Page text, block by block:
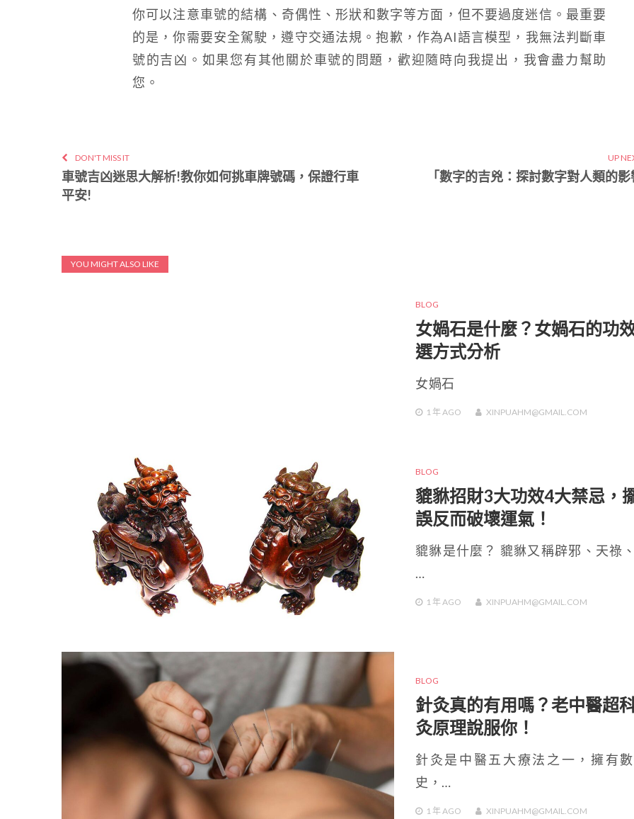
你可以注意車號的結構、奇偶性、形狀和數字等方面，但不要過度迷信。最重要
的是，你需要安全駕駛，遵守交通法規。抱歉，作為AI語言模型，我無法判斷車
號的吉凶。如果您有其他關於車號的問題，歡迎隨時向我提出，我會盡力幫助
您。
DON'T MISS IT
車號吉凶迷思大解析!教你如何挑車牌號碼，保證行車
平安!
UP
「數字的吉兇：探討數字對人類的影
YOU MIGHT ALSO LIKE
BLOG
女媧石是什麼？女媧石的功
選方式分析
女媧石
1 年AGO XINPUAHM@GMAIL.COM
BLOG
貔貅招財3大功效4大禁忌，
誤反而破壞運氣！
貔貅是什麼？ 貔貅又稱辟邪、天祿
…
1 年AGO XINPUAHM@GMAIL.COM
BLOG
針灸真的有用嗎？老中醫超
灸原理說服你！
針灸是中醫五大療法之一，擁有
史，…
1 年AGO XINPUAHM@GMAIL.COM